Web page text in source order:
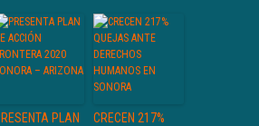
PLAN
CRECEN 217%